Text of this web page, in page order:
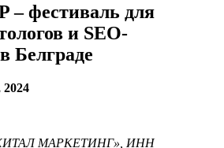
– фестиваль для
и SEO-
Белграде
2024
МАРКЕТИНГ», ИНН